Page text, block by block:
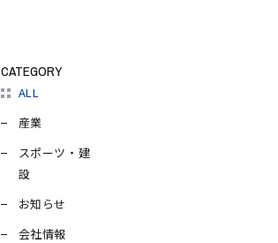
CATEGORY
ALL
産業
スポーツ・建
設
お知らせ
会社情報